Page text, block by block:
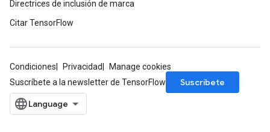
Directrices de inclusión de marca
Citar TensorFlow
Condiciones Privacidad
Manage cookies
Suscríbete a la newsletter de TensorFlow
Suscríbete